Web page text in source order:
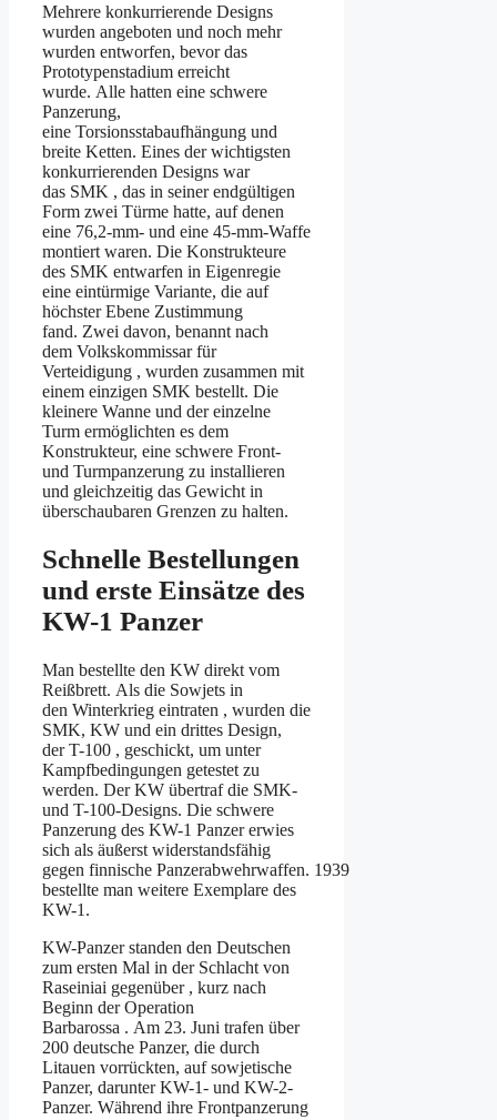
Mehrere konkurrierende Designs
wurden angeboten und noch mehr
wurden entworfen, bevor das
Prototypenstadium erreicht
wurde. Alle hatten eine schwere
Panzerung,
eine Torsionsstabaufhängung und
breite Ketten. Eines der wichtigsten
konkurrierenden Designs war
das SMK , das in seiner endgültigen
Form zwei Türme hatte, auf denen
eine 76,2-mm- und eine 45-mm-Waffe
montiert waren. Die Konstrukteure
des SMK entwarfen in Eigenregie
eine eintürmige Variante, die auf
höchster Ebene Zustimmung
fand. Zwei davon, benannt nach
dem Volkskommissar für
Verteidigung , wurden zusammen mit
einem einzigen SMK bestellt. Die
kleinere Wanne und der einzelne
Turm ermöglichten es dem
Konstrukteur, eine schwere Front-
und Turmpanzerung zu installieren
und gleichzeitig das Gewicht in
überschaubaren Grenzen zu halten.
Schnelle Bestellungen
und erste Einsätze des
KW-1 Panzer
Man bestellte den KW direkt vom
Reißbrett. Als die Sowjets in
den Winterkrieg eintraten , wurden die
SMK, KW und ein drittes Design,
der T-100 , geschickt, um unter
Kampfbedingungen getestet zu
werden. Der KW übertraf die SMK-
und T-100-Designs. Die schwere
Panzerung des KW-1 Panzer erwies
sich als äußerst widerstandsfähig
gegen finnische Panzerabwehrwaffen. 1939
bestellte man weitere Exemplare des
KW-1.
KW-Panzer standen den Deutschen
zum ersten Mal in der Schlacht von
Raseiniai gegenüber , kurz nach
Beginn der Operation
Barbarossa . Am 23. Juni trafen über
200 deutsche Panzer, die durch
Litauen vorrückten, auf sowjetische
Panzer, darunter KW-1- und KW-2-
Panzer. Während ihre Frontpanzerung